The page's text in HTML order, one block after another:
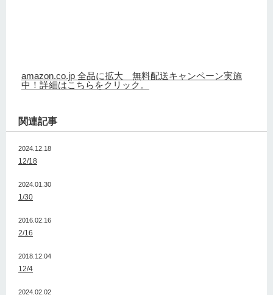
amazon.co.jp 全品に拡大 無料配送キャンペーン実施
中！詳細はこちらをクリック。
関連記事
2024.12.18
12/18
2024.01.30
1/30
2016.02.16
2/16
2018.12.04
12/4
2024.02.02